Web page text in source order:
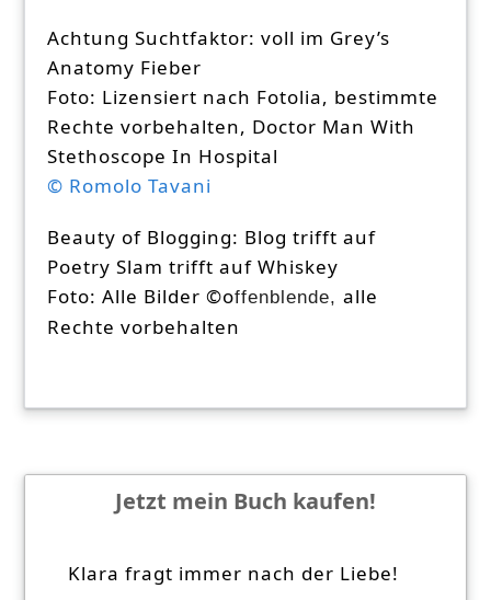
Achtung Suchtfaktor: voll im Grey’s
Anatomy Fieber
Foto: Lizensiert nach Fotolia, bestimmte
Rechte vorbehalten, Doctor Man With
Stethoscope In Hospital
© Romolo Tavani
Beauty of Blogging: Blog trifft auf
Poetry Slam trifft auf Whiskey
Foto: Alle Bilder©offenblende,alle
Rechte vorbehalten
Jetzt mein Buch kaufen!
Klara fragt immer nach der Liebe!